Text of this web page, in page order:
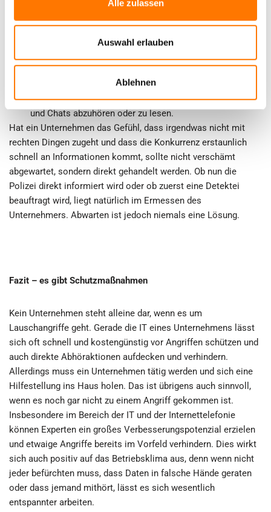
Alle zulassen
Auswahl erlauben
Ablehnen
mit sensiblen Daten in Berührung kommen, sollten beide
Geräte zusätzlich schützen und nicht unbeaufsichtigt
Minuten, das Smartphone so zu rooten und mit einer
zusätzlichen Software zu versehen, die es ihm erlaubt,
praktisch alle Bewegungen zu verfolgen – und Telefonate
und Chats abzuhören oder zu lesen.
Hat ein Unternehmen das Gefühl, dass irgendwas nicht mit
rechten Dingen zugeht und dass die Konkurrenz erstaunlich
schnell an Informationen kommt, sollte nicht verschämt
abgewartet, sondern direkt gehandelt werden. Ob nun die
Polizei direkt informiert wird oder ob zuerst eine Detektei
beauftragt wird, liegt natürlich im Ermessen des
Unternehmers. Abwarten ist jedoch niemals eine Lösung.
Fazit – es gibt Schutzmaßnahmen
Kein Unternehmen steht alleine dar, wenn es um
Lauschangriffe geht. Gerade die IT eines Unternehmens lässt
sich oft schnell und kostengünstig vor Angriffen schützen und
auch direkte Abhöraktionen aufdecken und verhindern.
Allerdings muss ein Unternehmen tätig werden und sich eine
Hilfestellung ins Haus holen. Das ist übrigens auch sinnvoll,
wenn es noch gar nicht zu einem Angriff gekommen ist.
Insbesondere im Bereich der IT und der Internettelefonie
können Experten ein großes Verbesserungspotenzial erzielen
und etwaige Angriffe bereits im Vorfeld verhindern. Dies wirkt
sich auch positiv auf das Betriebsklima aus, denn wenn nicht
jeder befürchten muss, dass Daten in falsche Hände geraten
oder dass jemand mithört, lässt es sich wesentlich
entspannter arbeiten.